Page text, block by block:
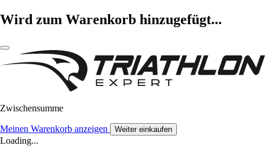
Wird zum Warenkorb hinzugefügt...
Zwischensumme
Meinen Warenkorb anzeigen Weiter einkaufen
Loading...